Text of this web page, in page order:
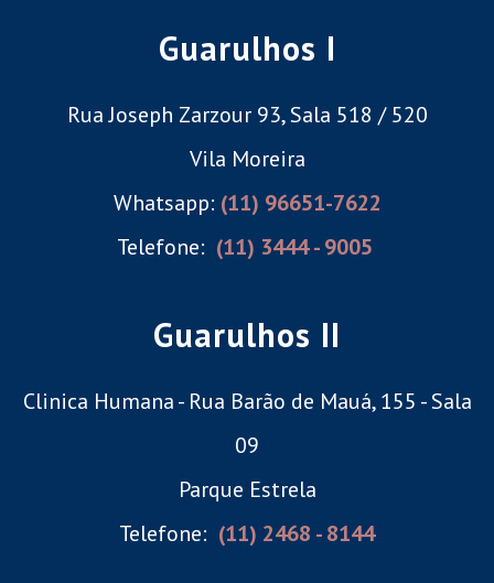
Guarulhos I
Rua Joseph Zarzour 93, Sala 518 / 520
Vila Moreira
Whatsapp: (11) 96651-7622
Telefone: (11) 3444 - 9005
Guarulhos II
Clinica Humana - Rua Barão de Mauá, 155 - Sala
09
Parque Estrela
Telefone: (11) 2468 - 8144